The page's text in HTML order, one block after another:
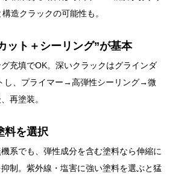
造クラックの可能性も。
ット＋シーリング”が基本
充填でOK。深いクラックはグラインダ
し、プライマー→高弾性シーリング→微
再塗装。
料を選択
系でも、弾性成分を含む塗料なら伸縮に
制。紫外線・塩害に強い塗料を選ぶと猛